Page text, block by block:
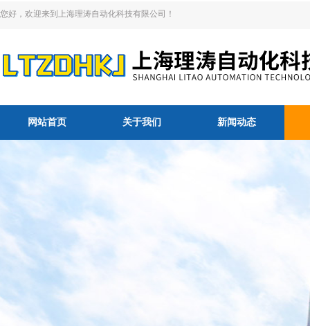
您好，欢迎来到上海理涛自动化科技有限公司！
网站首页 关于我们 新闻动态